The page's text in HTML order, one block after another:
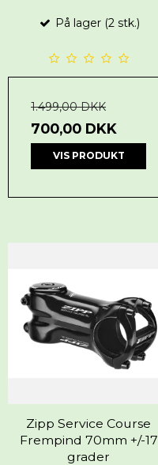
På lager (2 stk.)
1.499,00 DKK
700,00 DKK
VIS PRODUKT
Zipp Service Course
Frempind 70mm +/-17
grader